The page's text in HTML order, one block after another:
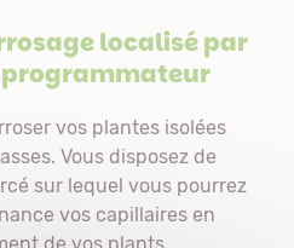
localisé par
vos plantes isolées
Vous disposez de
sur lequel vous pourrez
vos capillaires en